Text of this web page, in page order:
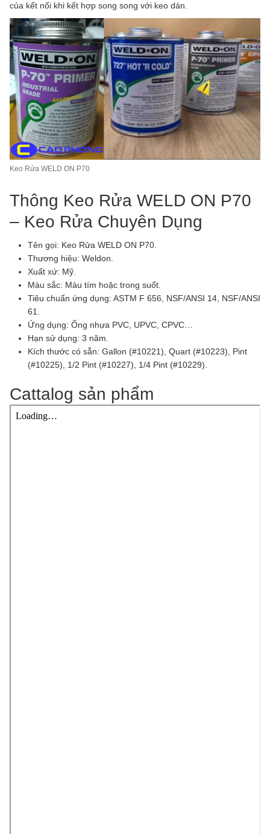
của kết nối khi kết hợp song song với keo dán.
Keo Rửa WELD ON P70
Thông Keo Rửa WELD ON P70
– Keo Rửa Chuyên Dụng
Tên gọi: Keo Rửa WELD ON P70.
Thương hiệu: Weldon.
Xuất xứ: Mỹ.
Màu sắc: Màu tím hoặc trong suốt.
Tiêu chuẩn ứng dụng: ASTM F 656, NSF/ANSI 14, NSF/ANSI
61.
Ứng dụng: Ống nhựa PVC, UPVC, CPVC…
Hạn sử dụng: 3 năm.
Kích thước có sẵn: Gallon (#10221), Quart (#10223), Pint
(#10225), 1/2 Pint (#10227), 1/4 Pint (#10229).
Cattalog sản phẩm